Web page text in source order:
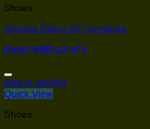
Shoes
Arizona Racer Ox Converse
Rated 4.00 out of 5
Add to wishlist
Quick View
Shoes